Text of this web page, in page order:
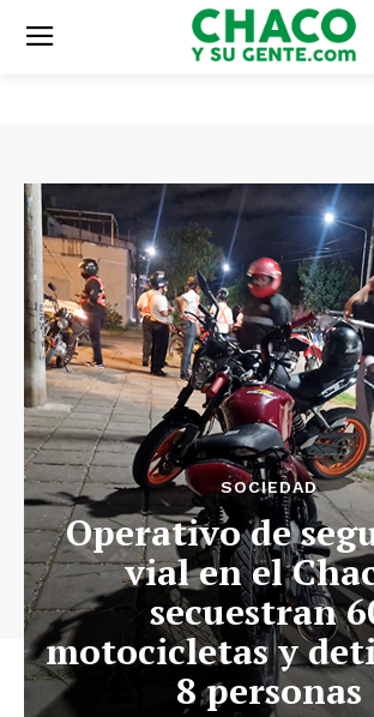
SOCIEDAD
Operativo de
vial en el
secuestran
motocicletas y
8 personas